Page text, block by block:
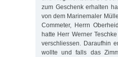
zum Geschenk erhalten
von dem Marinemaler
Commeter, Herrn
hatte Herr Werner
verschliessen. Daraufhin
wollte und falls das